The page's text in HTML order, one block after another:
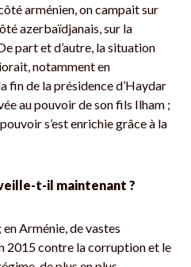
arménien, on campait sur
azerbaïdjanais, sur la
part et d’autre, la situation
notamment en
fin de la présidence d’Haydar
au pouvoir de son fils Ilham ;
s’est enrichie grâce à la
t-il maintenant ?
Arménie, de vastes
2015 contre la corruption et le